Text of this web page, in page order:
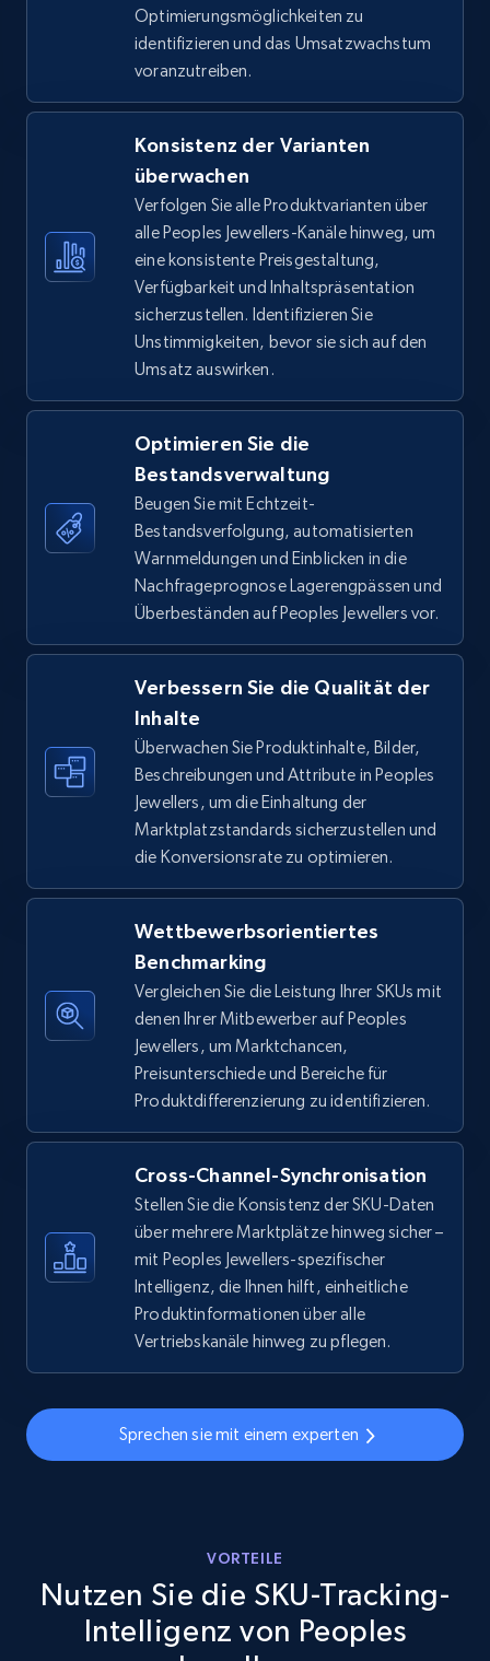
TikTok Shop - category
URL, Title, Available, Description, Currency, Initial
667+ Jetzt anfangen
TikTok Shop - Collect TikTok shop products
by keywords search
URL, Title, Available, Description, Currency, Initial
price, Final price, Discount percent, and more.
5.4K+ 667+ Jetzt anfangen
TikTok Shop - discover records by shop url
URL, Title, Available, Description, Currency, Initial
price, Final price, Discount percent, and more.
667+ Jetzt anfangen
Amazon sellers info
Seller id, URL, Seller name, Description, Detailed
info, Stars, Feedbacks, Return policy, and more.
URL, Product id, Title, Seller name, Seller rating,
Seller reviews, Breadcrumbs, Root category, and
more.
358+ Jetzt anfangen
eBay - Gather data on products using
specified keywords
URL, Product id, Title, Seller name, Seller rating,
Seller reviews, Breadcrumbs, Root category, and
2.5K+ 358+ Jetzt anfangen
2.5K+ Jetzt anfangen
Optimierungsmöglichkeiten zu
identifizieren und das Umsatzwachstum
voranzutreiben.
Konsistenz der Varianten
überwachen
Verfolgen Sie alle Produktvarianten über
alle Peoples Jewellers-Kanäle hinweg, um
eine konsistente Preisgestaltung,
Verfügbarkeit und Inhaltspräsentation
sicherzustellen. Identifizieren Sie
Unstimmigkeiten, bevor sie sich auf den
Umsatz auswirken.
Optimieren Sie die
Bestandsverwaltung
Beugen Sie mit Echtzeit-
Bestandsverfolgung, automatisierten
Warnmeldungen und Einblicken in die
Nachfrageprognose Lagerengpässen und
Überbeständen auf Peoples Jewellers vor.
Verbessern Sie die Qualität der
Inhalte
Überwachen Sie Produktinhalte, Bilder,
Beschreibungen und Attribute in Peoples
Jewellers, um die Einhaltung der
Marktplatzstandards sicherzustellen und
die Konversionsrate zu optimieren.
Wettbewerbsorientiertes
Benchmarking
Vergleichen Sie die Leistung Ihrer SKUs mit
denen Ihrer Mitbewerber auf Peoples
Jewellers, um Marktchancen,
Preisunterschiede und Bereiche für
Produktdifferenzierung zu identifizieren.
Cross-Channel-Synchronisation
Stellen Sie die Konsistenz der SKU-Daten
über mehrere Marktplätze hinweg sicher –
mit Peoples Jewellers-spezifischer
Intelligenz, die Ihnen hilft, einheitliche
Produktinformationen über alle
Vertriebskanäle hinweg zu pflegen.
Sprechen sie mit einem experten
VORTEILE
Nutzen Sie die SKU-Tracking-
Intelligenz von Peoples